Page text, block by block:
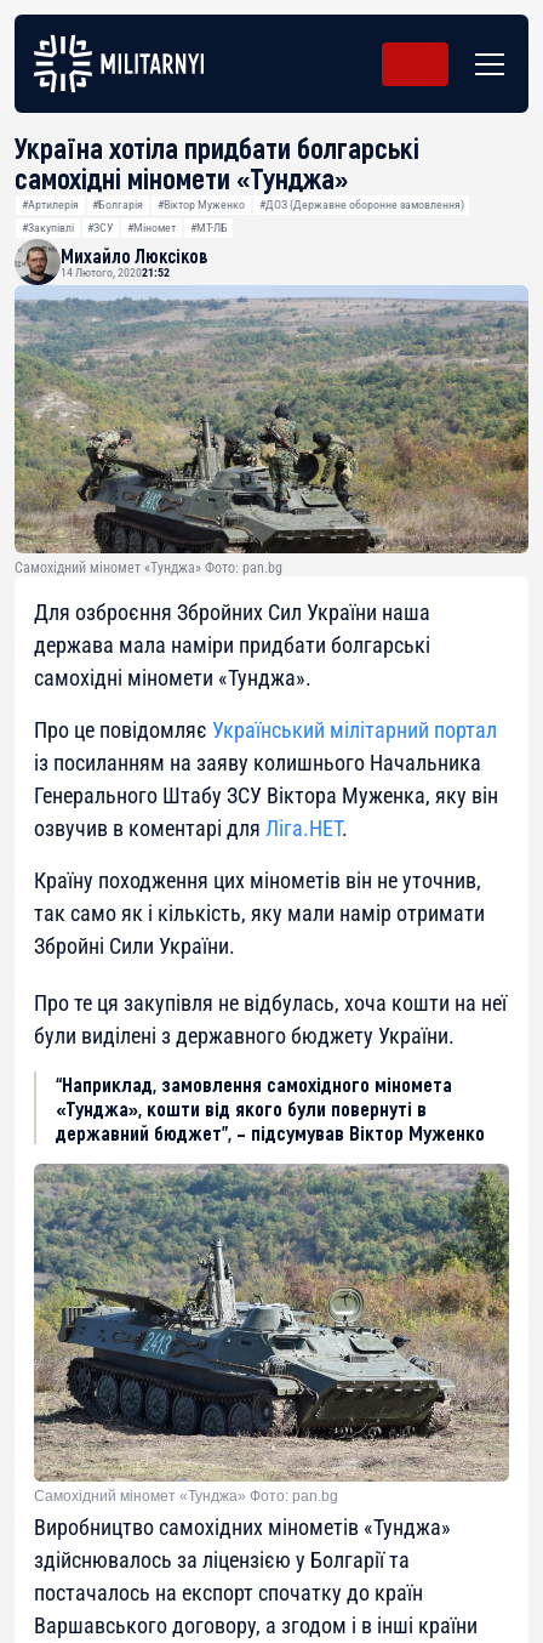
Україна хотіла придбати болгарські
самохідні міномети «Тунджа»
#Артилерія #Болгарія #Віктор Муженко
#ДОЗ (Державне оборонне замовлення)
#Закупівлі
#ЗСУ #Міномет #МТ-ЛБ
Михайло Люксіков
14 Лютого, 202021:52
Самохідний міномет «Тунджа» Фото: pan.bg
Для озброєння Збройних Сил України наша
держава мала наміри придбати болгарські
самохідні міномети «Тунджа».
Про це повідомляє Український мілітарний портал
із посиланням на заяву колишнього Начальника
Генерального Штабу ЗСУ Віктора Муженка, яку він
озвучив в коментарі для Ліга.НЕТ.
Країну походження цих мінометів він не уточнив,
так само як і кількість, яку мали намір отримати
Збройні Сили України.
Про те ця закупівля не відбулась, хоча кошти на неї
були виділені з державного бюджету України.
“Наприклад, замовлення самохідного міномета
«Тунджа», кошти від якого були повернуті в
державний бюджет”, – підсумував Віктор Муженко
Самохідний міномет «Тунджа» Фото: pan.bg
Виробництво самохідних мінометів «Тунджа»
здійснювалось за ліцензією у Болгарії та
постачалось на експорт спочатку до країн
Варшавського договору, а згодом і в інші країни